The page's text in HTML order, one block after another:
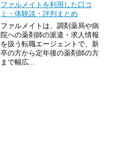
ファルメイトを利用した口コ
ミ・体験談・評判まとめ
ファルメイトは、調剤薬局や病
院への薬剤師の派遣・求人情報
を扱う転職エージェントで、新
卒の方から定年後の薬剤師の方
まで幅広...